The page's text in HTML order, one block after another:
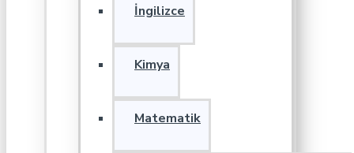
İngilizce
Kimya
Matematik